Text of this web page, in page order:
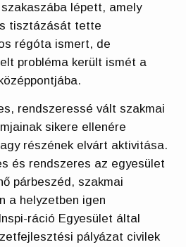
lépett, amely
tisztázását tette
régóta ismert, de
probléma került ismét a
rendszeressé vált szakmai
sikere ellenére
részének elvárt aktivitása.
és rendszeres az egyesület
párbeszéd, szakmai
a helyzetben igen
ráció Egyesület által
pályázat civilek